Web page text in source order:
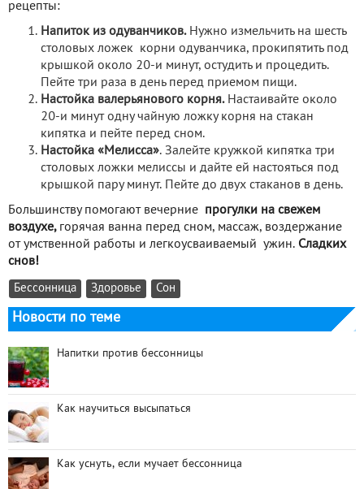
рецепты:
Напиток из одуванчиков.Нужно измельчить на шесть
столовых ложек корни одуванчика, прокипятить под
крышкой около 20-и минут, остудить и процедить.
Пейте три раза в день перед приемом пищи.
Настойка валерьянового корня. Настаивайте около
20-и минут одну чайную ложку корня на стакан
кипятка и пейте перед сном.
Настойка «Мелисса». Залейте кружкой кипятка три
столовых ложки мелиссы и дайте ей настояться под
крышкой пару минут. Пейте до двух стаканов в день.
Большинству помогают вечерние прогулки на свежем
воздухе, горячая ванна перед сном, массаж, воздержание
от умственной работы и легкоусваиваемый ужин. Сладких
снов!
Бессонница Здоровье Сон
Новости по теме
Напитки против бессонницы
Как научиться высыпаться
Как уснуть, если мучает бессонница